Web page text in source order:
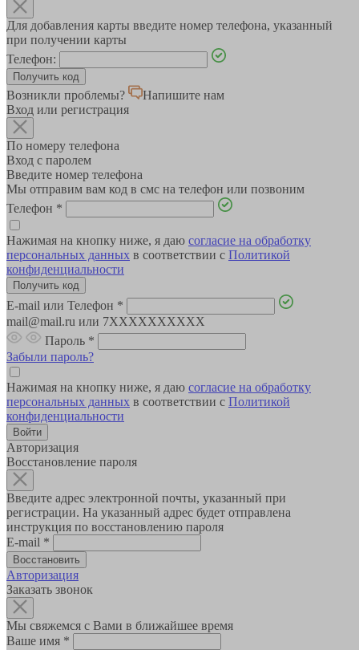
Для добавления карты введите номер телефона, указанный
при получении карты
Телефон:
Возникли проблемы?
Напишите нам
Вход или регистрация
По номеру телефона
Вход с паролем
Введите номер телефона
Мы отправим вам код в смс на телефон или позвоним
Телефон *
Нажимая на кнопку ниже, я даю согласие на обработку
персональных данных в соответствии с Политикой
конфиденциальности
E-mail или Телефон *
mail@mail.ru или 7XXXXXXXXXX
Пароль *
Забыли пароль?
Нажимая на кнопку ниже, я даю согласие на обработку
персональных данных в соответствии с Политикой
конфиденциальности
Авторизация
Восстановление пароля
Введите адрес электронной почты, указанный при
регистрации. На указанный адрес будет отправлена
инструкция по восстановлению пароля
E-mail *
Авторизация
Заказать звонок
Мы свяжемся с Вами в ближайшее время
Ваше имя *